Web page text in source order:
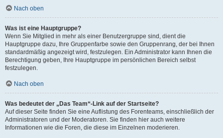
Nach oben
Was ist eine Hauptgruppe?
Wenn Sie Mitglied in mehr als einer Benutzergruppe sind, dient die
Hauptgruppe dazu, Ihre Gruppenfarbe sowie den Gruppenrang, der bei Ihnen
standardmäßig angezeigt wird, festzulegen. Ein Administrator kann Ihnen die
Berechtigung geben, Ihre Hauptgruppe im persönlichen Bereich selbst
festzulegen.
Nach oben
Was bedeutet der „Das Team“-Link auf der Startseite?
Auf dieser Seite finden Sie eine Auflistung des Forenteams, einschließlich der
Administratoren und der Moderatoren. Sie finden hier auch weitere
Informationen wie die Foren, die diese im Einzelnen moderieren.